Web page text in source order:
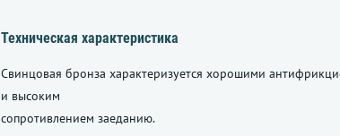
Техническая характеристика
Свинцовая бронза характеризуется хорошими
и высоким
сопротивлением заеданию.